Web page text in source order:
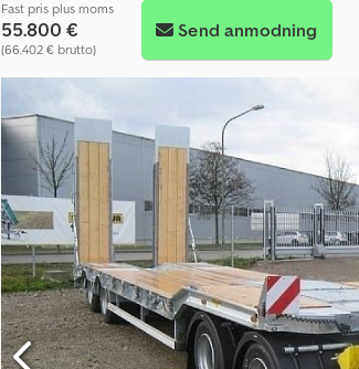
Fast pris plus moms
55.800 €
(66.402 € brutto)
Send anmodning